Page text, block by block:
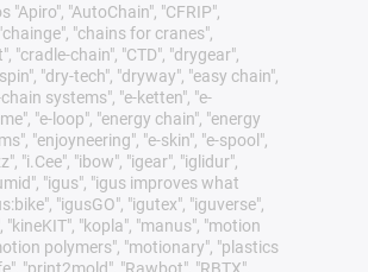
"Apiro", "AutoChain", "CFRIP",
"chains for cranes",
"cradle-chain", "CTD", "drygear",
"dry-tech", "dryway", "easy chain",
chain systems", "e-ketten", "e-
"e-loop", "energy chain", "energy
"enjoyneering", "e-skin", "e-spool",
"i.Cee", "ibow", "igear", "iglidur",
"igus", "igus improves what
"igusGO", "igutex", "iguverse",
"kineKIT", "kopla", "manus", "motion
polymers", "motionary", "plastics
"print2mold", "Rawbot", "RBTX",